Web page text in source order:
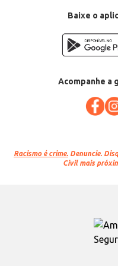
Baixe o
Acompanhe a
Racismo é crime. Denuncie.
Civil mais